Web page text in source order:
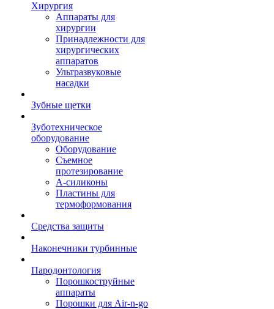
Хирургия
Аппараты для
хирургии
Принадлежности для
хирургических
аппаратов
Ультразвуковые
насадки
Зубные щетки
Зуботехническое
оборудование
Оборудование
Съемное
протезирование
А-силиконы
Пластины для
термоформования
Средства защиты
Наконечники турбинные
Пародонтология
Порошкоструйные
аппараты
Порошки для Air-n-go